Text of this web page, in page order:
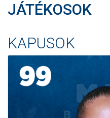
JÁTÉKOSOK
KAPUSOK